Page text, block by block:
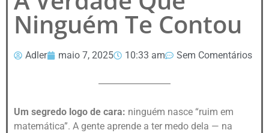
Ninguém Te Contou
Adler maio 7, 2025 10:33 am Sem Comentários
Um segredo logo de cara: ninguém nasce “ruim em
matemática”. A gente aprende a ter medo dela — na